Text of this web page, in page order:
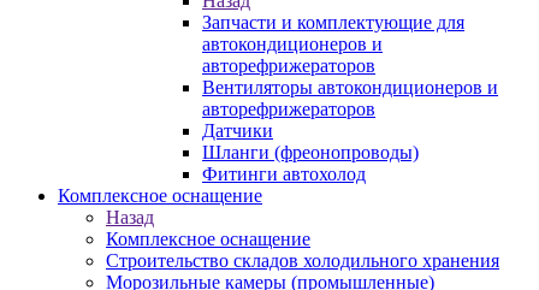
Запчасти и комплектующие для
автокондиционеров и
авторефрижераторов
Вентиляторы автокондиционеров и
авторефрижераторов
Датчики
Шланги (фреонопроводы)
Фитинги автохолод
Комплексное оснащение
Назад
Комплексное оснащение
Строительство складов холодильного хранения
Морозильные камеры (промышленные)